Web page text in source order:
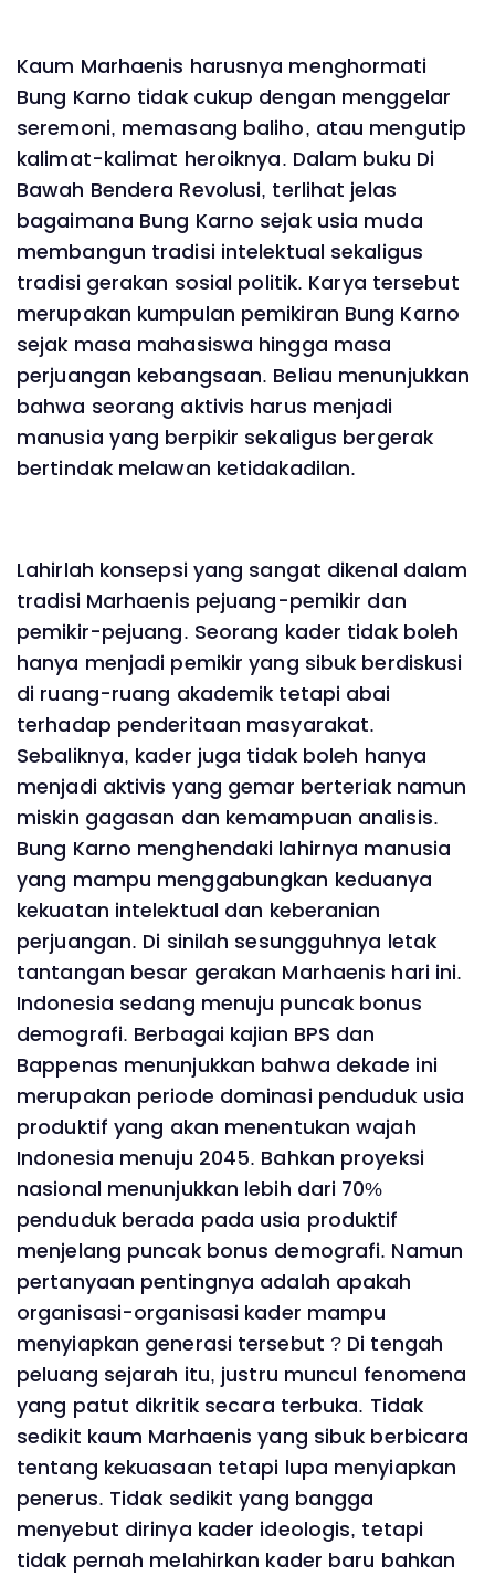
Kaum Marhaenis harusnya menghormati
Bung Karno tidak cukup dengan menggelar
seremoni, memasang baliho, atau mengutip
kalimat-kalimat heroiknya. Dalam buku Di
Bawah Bendera Revolusi, terlihat jelas
bagaimana Bung Karno sejak usia muda
membangun tradisi intelektual sekaligus
tradisi gerakan sosial politik. Karya tersebut
merupakan kumpulan pemikiran Bung Karno
sejak masa mahasiswa hingga masa
perjuangan kebangsaan. Beliau menunjukkan
bahwa seorang aktivis harus menjadi
manusia yang berpikir sekaligus bergerak
bertindak melawan ketidakadilan.
Lahirlah konsepsi yang sangat dikenal dalam
tradisi Marhaenis pejuang-pemikir dan
pemikir-pejuang. Seorang kader tidak boleh
hanya menjadi pemikir yang sibuk berdiskusi
di ruang-ruang akademik tetapi abai
terhadap penderitaan masyarakat.
Sebaliknya, kader juga tidak boleh hanya
menjadi aktivis yang gemar berteriak namun
miskin gagasan dan kemampuan analisis.
Bung Karno menghendaki lahirnya manusia
yang mampu menggabungkan keduanya
kekuatan intelektual dan keberanian
perjuangan. Di sinilah sesungguhnya letak
tantangan besar gerakan Marhaenis hari ini.
Indonesia sedang menuju puncak bonus
demografi. Berbagai kajian BPS dan
Bappenas menunjukkan bahwa dekade ini
merupakan periode dominasi penduduk usia
produktif yang akan menentukan wajah
Indonesia menuju 2045. Bahkan proyeksi
nasional menunjukkan lebih dari 70%
penduduk berada pada usia produktif
menjelang puncak bonus demografi. Namun
pertanyaan pentingnya adalah apakah
organisasi-organisasi kader mampu
menyiapkan generasi tersebut ? Di tengah
peluang sejarah itu, justru muncul fenomena
yang patut dikritik secara terbuka. Tidak
sedikit kaum Marhaenis yang sibuk berbicara
tentang kekuasaan tetapi lupa menyiapkan
penerus. Tidak sedikit yang bangga
menyebut dirinya kader ideologis, tetapi
tidak pernah melahirkan kader baru bahkan